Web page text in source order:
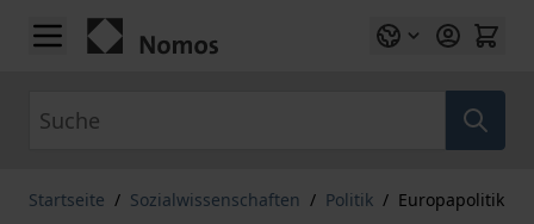
Zum Inhalt springen
Startseite / Sozialwissenschaften / Politik / Europapolitik